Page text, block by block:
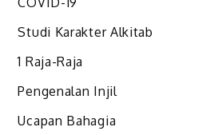
Studi Karakter Alkitab
1 Raja-Raja
Pengenalan Injil
Ucapan Bahagia